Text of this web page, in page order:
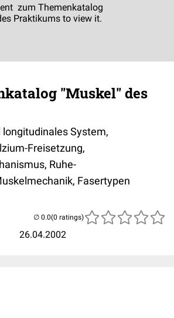
"Muskel" des
System,
Freisetzung,
Ruhe-
Fasertypen
26.04.2002
(0 ratings)